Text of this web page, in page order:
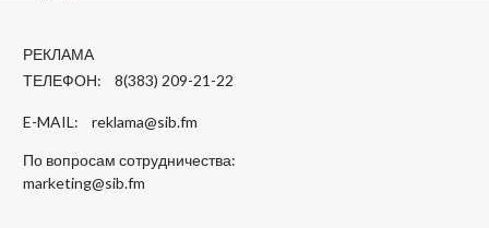
РЕКЛАМА
ТЕЛЕФОН: 8(383) 209-21-22
E-MAIL: reklama@sib.fm
По вопросам сотрудничества:
marketing@sib.fm